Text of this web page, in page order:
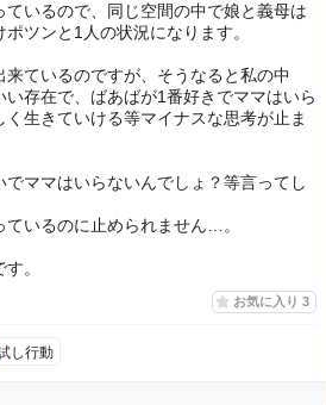
いるので、同じ空間の中で娘と義母は
ツンと1人の状況になります。
ているのですが、そうなると私の中
存在で、ばあばが1番好きでママはいら
生きていける等マイナスな思考が止ま
ママはいらないんでしょ？等言ってし
いるのに止められません…。
。
お気に入り 3
し行動